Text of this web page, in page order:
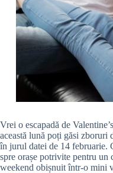
Vrei o escapadă de
această lună poți găsi zboruri
în jurul datei de 14 februarie.
spre orașe potrivite pentru
weekend obișnuit într-o mini